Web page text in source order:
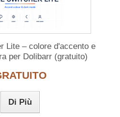
Lite – colore d'accento e
per Dolibarr (gratuito)
Di Più